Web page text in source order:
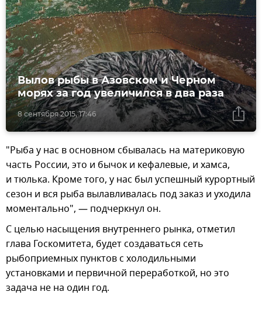
8 сентября 2015, 17:46
Вылов рыбы в Азовском и Черном
морях за год увеличился в два раза
"Рыба у нас в основном сбывалась на материковую
часть России, это и бычок и кефалевые, и хамса,
и тюлька. Кроме того, у нас был успешный курортный
сезон и вся рыба вылавливалась под заказ и уходила
моментально", — подчеркнул он.
С целью насыщения внутреннего рынка, отметил
глава Госкомитета, будет создаваться сеть
рыбоприемных пунктов с холодильными
установками и первичной переработкой, но это
задача не на один год.